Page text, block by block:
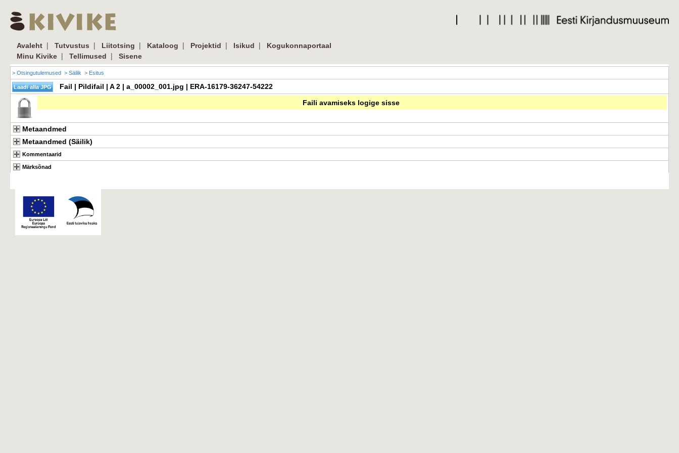
Avaleht | Tutvustus | Liitotsing | Kataloog | Projektid | Isikud |
Kogukonnaportaal
Minu Kivike | Tellimused | Sisene
> Otsingutulemused > Säilik > Esitus
Fail | Pildifail | A 2 | a_00002_001.jpg | ERA-16179-36247-54222
Faili avamiseks logige sisse
Metaandmed
Metaandmed (Säilik)
Kommentaarid
Märksõnad